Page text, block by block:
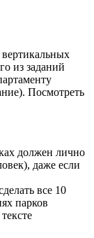
из заданий
Посмотреть
должен лично
даже если
все 10
парков